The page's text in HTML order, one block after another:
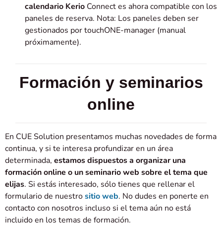
calendario Kerio Connect es ahora compatible con los
paneles de reserva. Nota: Los paneles deben ser
gestionados por touchONE-manager (manual
próximamente).
Formación y seminarios
online
En CUE Solution presentamos muchas novedades de forma
continua, y si te interesa profundizar en un área
determinada, estamos dispuestos a organizar una
formación online o un seminario web sobre el tema que
elijas. Si estás interesado, sólo tienes que rellenar el
formulario de nuestrositio web. No dudes en ponerte en
contacto con nosotros incluso si el tema aún no está
incluido en los temas de formación.